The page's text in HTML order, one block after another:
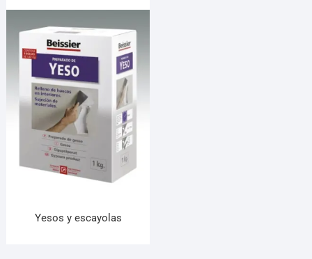
Yesos y escayolas